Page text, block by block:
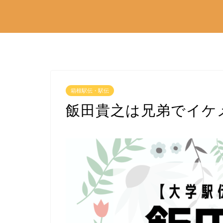
箱根駅伝・駅伝
飯田貴之は兄弟でイ